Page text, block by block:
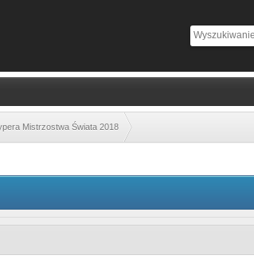
Mistrzostwa Świata 2018